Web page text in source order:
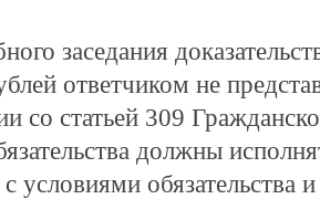
заседания
ответчиком не
со статьей 309
должны
с условиями обязательства